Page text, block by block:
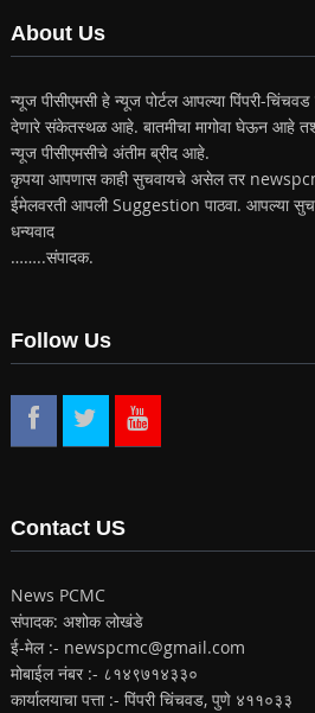
About Us
न्यूज पीसीएमसी हे न्यूज पोर्टल आपल्या पिंपरी-चिंचवड
देणारे संकेतस्थळ आहे. बातमीचा मागोवा घेऊन आहे
न्यूज पीसीएमसीचे अंतीम ब्रीद आहे.
कृपया आपणास काही सुचवायचे असेल तर
ईमेलवरती आपली Suggestion पाठवा. आपल्या
धन्यवाद
……..संपादक.
Follow Us
Contact US
News PCMC
संपादक: अशोक लोखंडे
ई-मेल :- newspcmc@gmail.com
मोबाईल नंबर :- ८१४९७१४३३०
कार्यालयाचा पत्ता :- पिंपरी चिंचवड, पुणे ४११०३३